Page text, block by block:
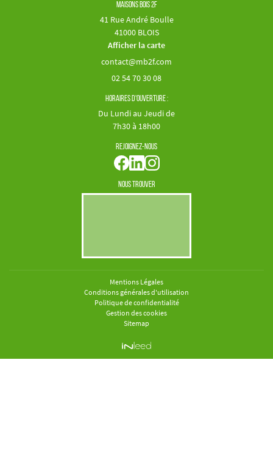
Maisons Bois 2F
41 Rue André Boulle
41000 BLOIS
Afficher la carte
02 54 70 30 08
Horaires d'ouverture :
Du Lundi au Jeudi de
7h30 à 18h00
Rejoignez-nous
Nous trouver
Mentions Légales
Conditions générales d'utilisation
Politique de confidentialité
Gestion des cookies
Sitemap